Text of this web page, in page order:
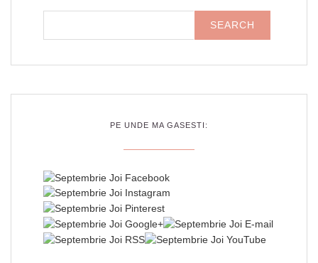
PE UNDE MA GASESTI: